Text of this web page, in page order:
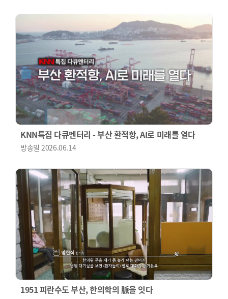
KNN특집 다큐멘터리 - 부산 환적항, AI로 미래를 열다
방송일2026.06.14
1951 피란수도 부산, 한의학의 脈을 잇다